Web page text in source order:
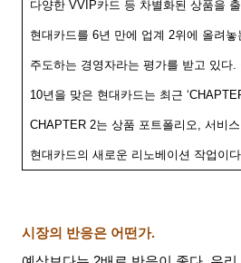
다양한VVIP카드 등 차별화된 상품을
현대카드를 6년 만에 업계 2위에 올려놓
주도하는 경영자라는 평가를 받고 있다.
10년을 맞은 현대카드는 최근
CHAPTER 2는 상품 포트폴리오, 서비스
현대카드의 새로운 리노베이션 작업이다
시장의 반응은 어떤가.